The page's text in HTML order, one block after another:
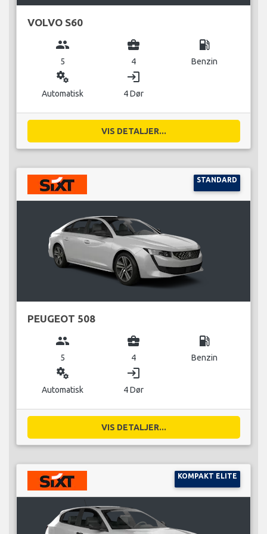
VOLVO S60
group
5
business_center
4
local_gas_station
Benzin
miscellaneous_services
Automatisk
login
4 Dør
VIS DETALJER...
STANDARD
PEUGEOT 508
group
5
business_center
4
local_gas_station
Benzin
miscellaneous_services
Automatisk
login
4 Dør
VIS DETALJER...
KOMPAKT ELITE